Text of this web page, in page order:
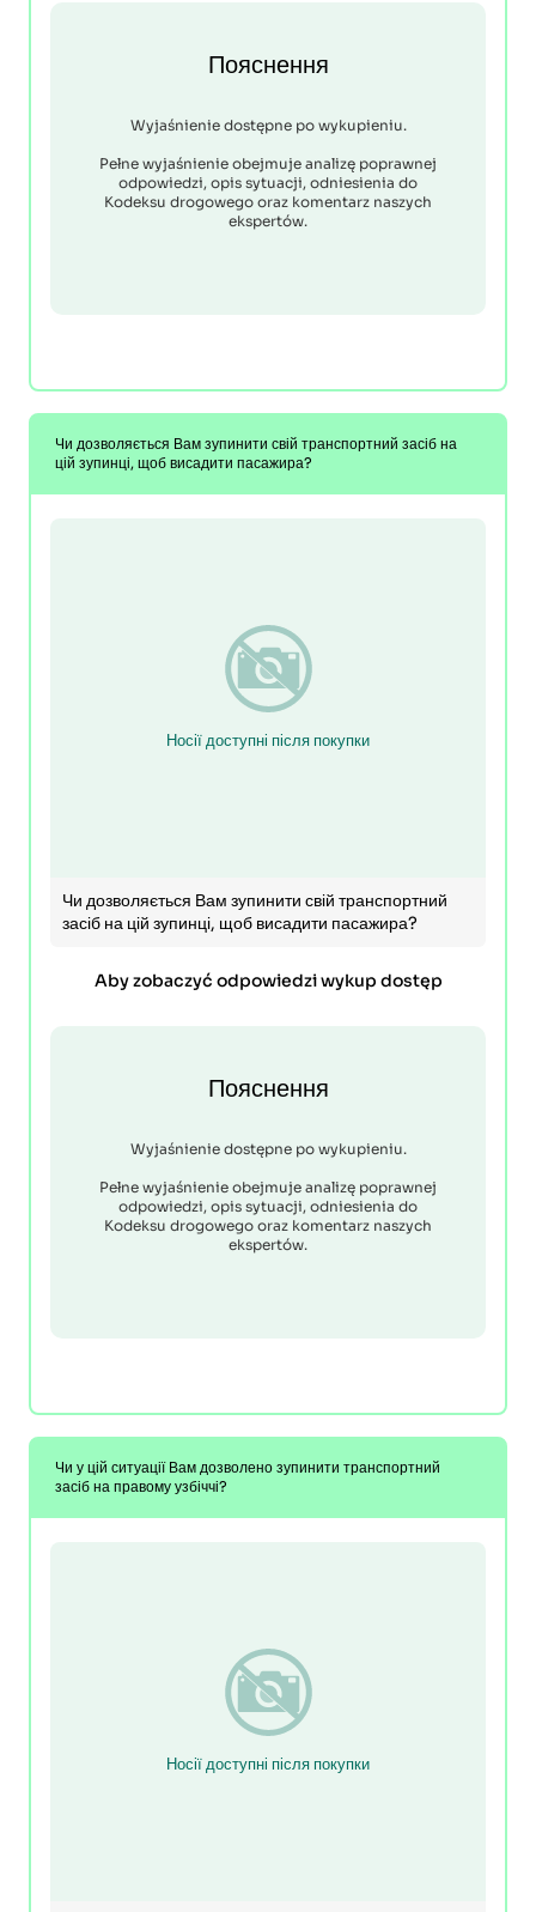
Пояснення
Wyjaśnienie dostępne po wykupieniu.
Pełne wyjaśnienie obejmuje analizę poprawnej
odpowiedzi, opis sytuacji, odniesienia do
Kodeksu drogowego oraz komentarz naszych
ekspertów.
Чи дозволяється Вам зупинити свій транспортний засіб на
цій зупинці, щоб висадити пасажира?
Носії доступні після покупки
Чи дозволяється Вам зупинити свій транспортний
засіб на цій зупинці, щоб висадити пасажира?
Aby zobaczyć odpowiedzi wykup dostęp
Пояснення
Wyjaśnienie dostępne po wykupieniu.
Pełne wyjaśnienie obejmuje analizę poprawnej
odpowiedzi, opis sytuacji, odniesienia do
Kodeksu drogowego oraz komentarz naszych
ekspertów.
Чи у цій ситуації Вам дозволено зупинити транспортний
засіб на правому узбіччі?
Носії доступні після покупки